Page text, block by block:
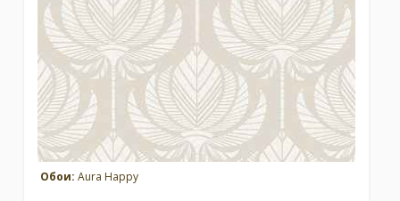
Москва (сменить город)
Заказать обратный звонок
Обои: Aura Happy